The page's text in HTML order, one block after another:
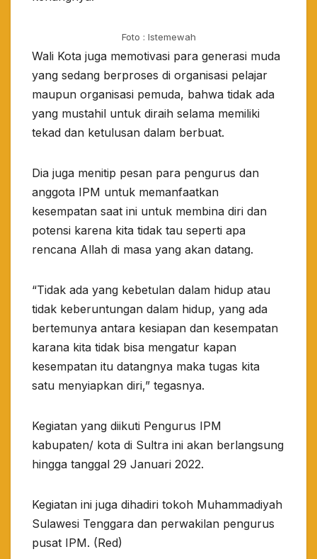
Foto : Istemewah
Wali Kota juga memotivasi para generasi muda
yang sedang berproses di organisasi pelajar
maupun organisasi pemuda, bahwa tidak ada
yang mustahil untuk diraih selama memiliki
tekad dan ketulusan dalam berbuat.
Dia juga menitip pesan para pengurus dan
anggota IPM untuk memanfaatkan
kesempatan saat ini untuk membina diri dan
potensi karena kita tidak tau seperti apa
rencana Allah di masa yang akan datang.
“Tidak ada yang kebetulan dalam hidup atau
tidak keberuntungan dalam hidup, yang ada
bertemunya antara kesiapan dan kesempatan
karana kita tidak bisa mengatur kapan
kesempatan itu datangnya maka tugas kita
satu menyiapkan diri,” tegasnya.
Kegiatan yang diikuti Pengurus IPM
kabupaten/ kota di Sultra ini akan berlangsung
hingga tanggal 29 Januari 2022.
Kegiatan ini juga dihadiri tokoh Muhammadiyah
Sulawesi Tenggara dan perwakilan pengurus
pusat IPM. (Red)